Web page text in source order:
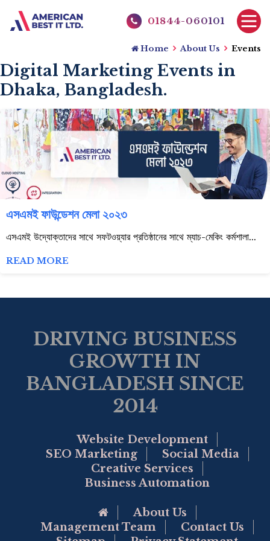
01844-060101
Home About Us Events
Digital Marketing Events in
Dhaka, Bangladesh.
এসএমই ফাউন্ডেশন মেলা ২০২৩
এসএমই ফাউন্ডেশন মেলা ২০২৩
এসএমই উদ্যোক্তাদের সাথে সফটওয়্যার প্রতিষ্ঠানের সাথে ম্যাচ-মেকিং কর্মশালা...
READ MORE
DRIVING BUSINESS
GROWTH IN
BANGLADESH SINCE
2014
Website Development
SEO Marketing
Social Media
Creative Services
Business Automation
Go to Home Page
About Us
Management Team
Contact Us